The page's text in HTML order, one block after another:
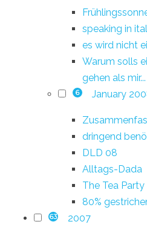
speaking in
es wird nicht
Warum solls
gehen als mir...
6 January
dringend
DLD 08
Alltags-Dada
The Tea Party
80%
63 2007